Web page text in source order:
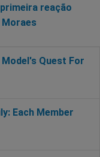
primeira reação